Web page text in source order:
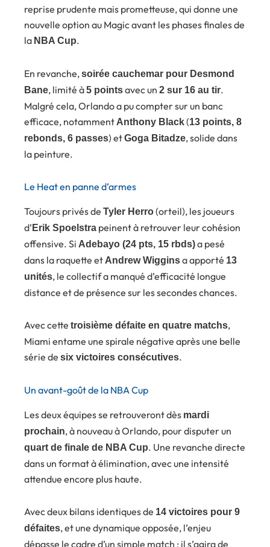
reprise prudente mais prometteuse, qui donne une
nouvelle option au Magic avant les phases finales de
la NBA Cup.
En revanche,soirée cauchemar pour Desmond
Bane, limité à5 pointsavec un 2 sur 16 au tir.
Malgré cela, Orlando a pu compter sur un banc
efficace, notamment Anthony Black(13 points, 8
rebonds, 6 passes) etGoga Bitadze, solide dans
la peinture.
Le Heat en panne d’armes
Toujours privés de Tyler Herro(orteil), les joueurs
d’ Erik Spoelstra peinent à retrouver leur cohésion
offensive. Si Adebayo (24 pts, 15 rbds)a pesé
dans la raquette et Andrew Wigginsa apporté 13
unités, le collectif a manqué d’efficacité longue
distance et de présence sur les secondes chances.
Avec cette troisième défaite en quatre matchs,
Miami entame une spirale négative après une belle
série de six victoires consécutives.
Un avant-goût de la NBA Cup
Les deux équipes se retrouveront dès mardi
prochain, à nouveau à Orlando, pour disputer un
quart de finale de NBA Cup. Une revanche directe
dans un format à élimination, avec une intensité
attendue encore plus haute.
Avec deux bilans identiques de 14 victoires pour 9
défaites, et une dynamique opposée, l’enjeu
dépasse le cadre d’un simple match : il s’agira de